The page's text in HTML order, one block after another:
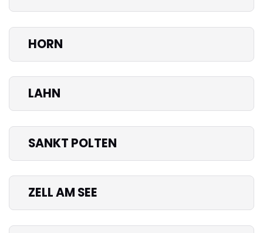
HORN
LAHN
SANKT POLTEN
ZELL AM SEE